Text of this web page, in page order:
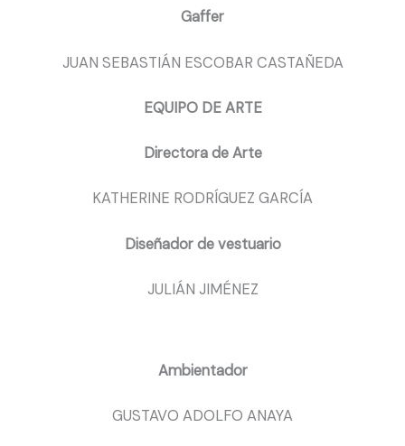
Gaffer
JUAN SEBASTIÁN ESCOBAR CASTAÑEDA
EQUIPO DE ARTE
Directora de Arte
KATHERINE RODRÍGUEZ GARCÍA
Diseñador de vestuario
JULIÁN JIMÉNEZ
Ambientador
GUSTAVO ADOLFO ANAYA